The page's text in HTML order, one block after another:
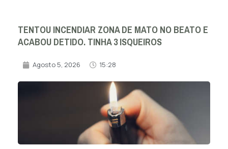
TENTOU INCENDIAR ZONA DE MATO NO BEATO E
ACABOU DETIDO. TINHA 3 ISQUEIROS
Agosto 5, 2026 15:28